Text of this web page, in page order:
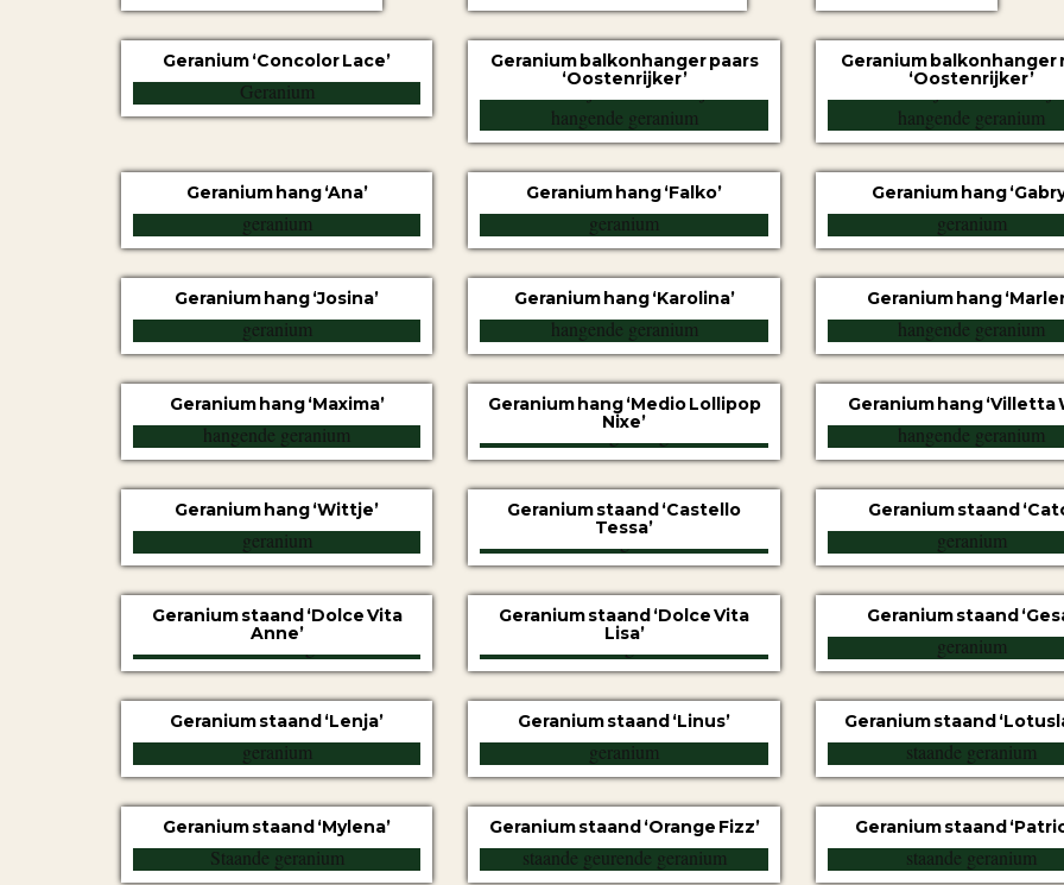
Geranium ‘Concolor Lace’
Geranium balkonhanger paars
‘Oostenrijker’
Geranium balkonhanger
‘Oostenrijker’
Geranium hang ‘Ana’ Geranium hang ‘Falko’ Geranium hang
Geranium hang ‘Josina’ Geranium hang ‘Karolina’ Geranium hang
Geranium hang ‘Maxima’
Geranium hang ‘Medio Lollipop
Nixe’
Geranium hang ‘Villetta
Geranium hang ‘Wittje’
Geranium staand ‘Castello
Tessa’
Geranium staand
Geranium staand ‘Dolce Vita
Anne’
Geranium staand ‘Dolce Vita
Lisa’
Geranium staand
Geranium staand ‘Lenja’ Geranium staand ‘Linus’ Geranium staand
Geranium staand ‘Mylena’ Geranium staand ‘Orange Fizz’ Geranium staand